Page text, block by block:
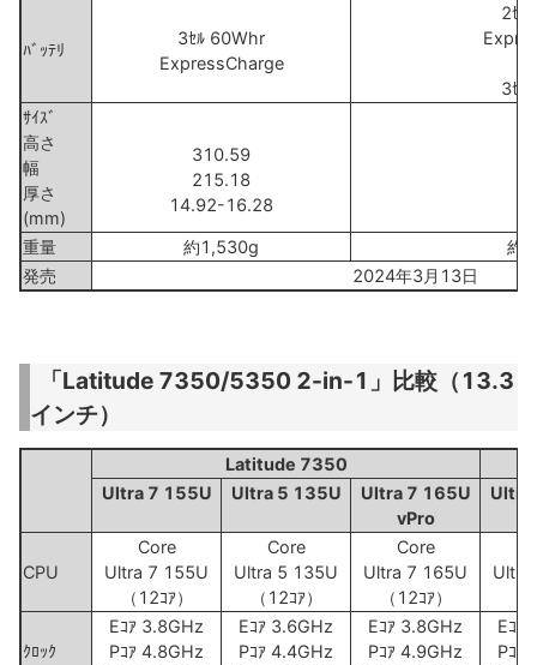
ﾊﾞｯﾃﾘ
3ｾﾙ 60Whr
ExpressCharge
2ｾﾙ
3ｾﾙ
ｻｲｽﾞ
高さ
幅
厚さ
(mm)
310.59
215.18
14.92-16.28
重量 約1,530g
約
発売
2024年3月13日
「Latitude 7350/5350 2-in-1」比較（13.3
インチ）
Latitude 7350
Ultra 7 155U
Ultra 5 135U
Ultra 7 165U
vPro
Ultra
CPU
Core
Ultra 7 155U
（12ｺｱ）
Core
Ultra 5 135U
（12ｺｱ）
Core
Ultra 7 165U
（12ｺｱ）
Ultra
ｸﾛｯｸ
Eｺｱ 3.8GHz
Pｺｱ 4.8GHz
Eｺｱ 3.6GHz
Pｺｱ 4.4GHz
Eｺｱ 3.8GHz
Pｺｱ 4.9GHz
Eｺｱ
Pｺｱ